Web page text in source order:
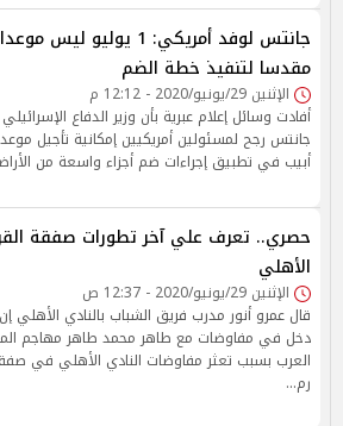
جانتس لوفد أمريكي: 1 يوليو ليس موعدا
مقدسا لتنفيذ خطة الضم
الإثنين 29/يونيو/2020 - 12:12 م
أفادت وسائل إعلام عبرية بأن وزير الدفاع
جانتس رجح لمسئولين أمريكيين إمكانية تأجيل
أبيب في تطبيق إجراءات ضم أجزاء واسعة من
حصري.. تعرف علي آخر تطورات صفقة
الأهلي
الإثنين 29/يونيو/2020 - 12:37 ص
قال عمرو أنور مدرب فريق الشباب بالنادي الأهلي
دخل في مفاوضات مع طاهر محمد طاهر مهاجم
العرب بسبب تعثر مفاوضات النادي الأهلي في
رم…